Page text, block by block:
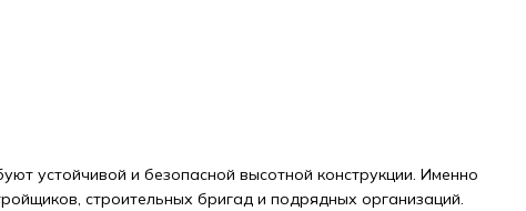
устойчивой и безопасной высотной конструкции. Именно
строительных бригад и подрядных организаций.